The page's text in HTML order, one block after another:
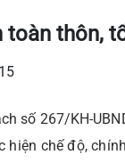
toàn thôn,
số 267/KH-
hiện chế độ,